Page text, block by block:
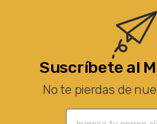
Suscríbete al
No te pierdas de